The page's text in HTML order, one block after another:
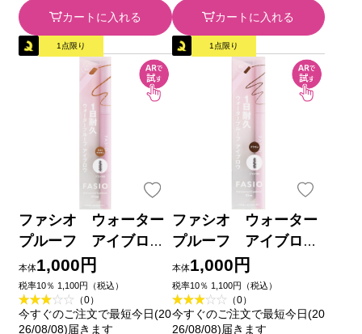
カートに入れる カートに入れる
1点限り
ファシオ ウォーター
プルーフ アイブロ
ウ （しずく型芯）
０３ ライトブラウン
０．３ｇ コーセー
本体1,000円
税率10％ 1,100円（税込）
（0）
今すぐのご注文で最短今日(20
26/08/08)届きます
1点限り
ファシオ ウォーター
プルーフ アイブロ
ウ （細芯） ０２
ブラウン ０．１ｇ コ
ーセー
本体1,000円
税率10％ 1,100円（税込）
（0）
今すぐのご注文で最短今日(20
26/08/08)届きます